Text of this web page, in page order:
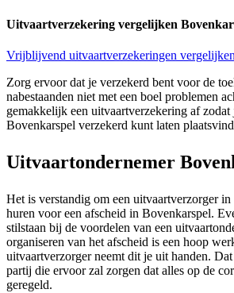
Uitvaartverzekering vergelijken
Vrijblijvend uitvaartverzekeringen vergelijken
Zorg ervoor dat je verzekerd bent voor de
nabestaanden niet met een boel problemen
gemakkelijk een uitvaartverzekering af
Bovenkarspel verzekerd kunt laten
Uitvaartondernemer
Het is verstandig om een uitvaartverzorger
huren voor een afscheid in Bovenkarspel.
stilstaan bij de voordelen van een
organiseren van het afscheid is een hoop
uitvaartverzorger neemt dit je uit handen.
partij die ervoor zal zorgen dat alles op de
geregeld.